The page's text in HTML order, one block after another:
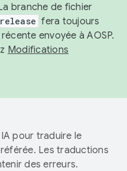
branche de fichier
fera toujours
envoyée à AOSP.
Modifications
pour traduire le
Les traductions
des erreurs.